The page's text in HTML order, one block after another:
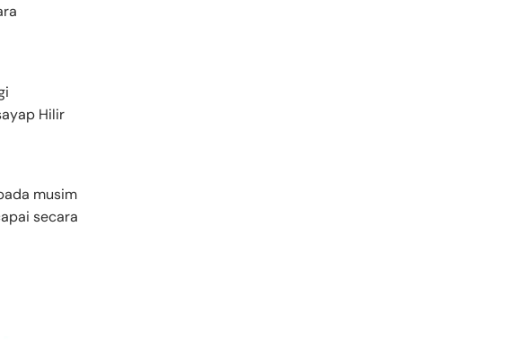
Hilir
musim
secara